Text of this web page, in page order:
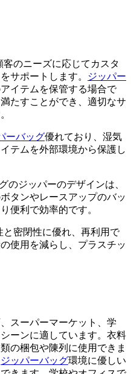
のニーズに応じてカスタ
サポートします。
ジッパー
イテムを保管する場合で
たすことができ、適切なサ
ーバッグ優れており、湿気
テムを外部環境から保護し
のジッパーのデザインは、
タンやレースアップのバッ
便利で効率的です。
と密閉性に優れ、再利用で
使用を減らし、プラスチッ
スーパーマーケット、学
ーンに適しています。衣料
の梱包や陳列に使用できま
ジッパーバッグ環境に優しい